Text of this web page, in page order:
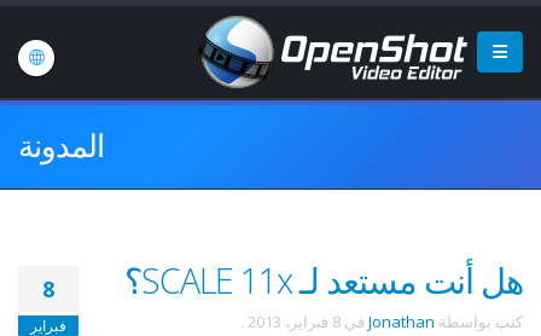
المدونة
8
فبراير
هل أنت مستعد لـ SCALE 11x؟
كتب بواسطة Jonathan في 8 فبراير، 2013 .